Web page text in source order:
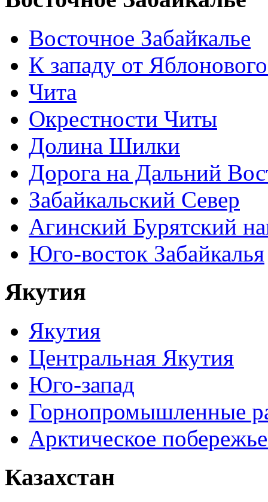
Восточное Забайкалье
К западу от
Чита
Окрестности Читы
Долина Шилки
Дорога на Дальний
Забайкальский Север
Агинский Бурятский
Юго-восток Забайкалья
Якутия
Якутия
Центральная Якутия
Юго-запад
Горнопромышленные
Арктическое
Казахстан